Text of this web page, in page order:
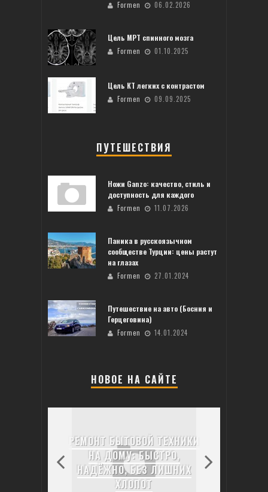
Formen 06.02.2026
Цель МРТ спинного мозга
Formen 01.10.2025
Цель КТ легких с контрастом
Formen 09.09.2025
ПУТЕШЕСТВИЯ
Ножи Ganzo: качество, стиль и
доступность для каждого
Formen 11.07.2026
Паника в русскоязычном
сообществе Турции: цены растут
на глазах
Formen 27.01.2024
Путешествие на авто (Босния и
Герцеговина)
Formen 14.01.2024
НОВОЕ НА САЙТЕ
ТОП-7 РЕСТОРАНОВ
МИШЛЕНОВСКОЙ РОСКОШИ
ДО СКРЫТЫХ
ГАСТРОНОМИЧЕСКИХ
ЖЕМЧУЖИН